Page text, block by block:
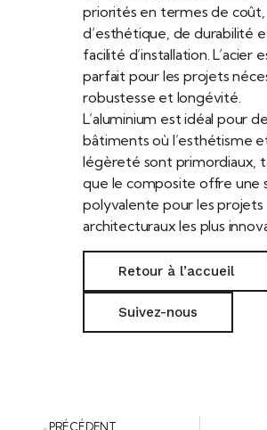
priorités en termes de coût,
d’esthétique, de durabilité
facilité d’installation. L’acier
parfait pour les projets
robustesse et longévité.
L’aluminium est idéal pour
bâtiments où l’esthétisme
légèreté sont primordiaux,
que le composite offre une
polyvalente pour les projets
architecturaux les plus
Retour à l’accueil
Suivez-nous
PRÉCÉDENT